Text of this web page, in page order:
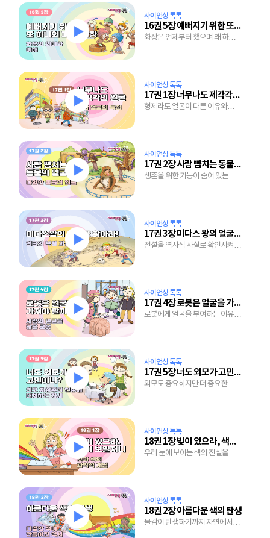
사이언싱 톡톡
16권 5장 예뻐지기 위한 또 하나의 피부, 화장
화장은 언제부터 했으며 왜 하는
사이언싱 톡톡
17권 1장 너무나도 제각각인 얼굴
형제라도 얼굴이 다른 이유와
사이언싱 톡톡
17권 2장 사람 뺨치는 동물의 얼굴
생존을 위한 기능이 숨어 있는
사이언싱 톡톡
17권 3장 미다스 왕의 얼굴을 찾아라!
전설을 역사적 사실로 확인시켜준
사이언싱 톡톡
17권 4장 로봇은 얼굴을 가져야 할까?
로봇에게 얼굴을 부여하는 이유와
사이언싱 톡톡
17권 5장 너도 외모가 고민이니?
외모도 중요하지만 더 중요한
사이언싱 톡톡
18권 1장 빛이 있으라, 색이 보일지니
우리 눈에 보이는 색의 진실을
사이언싱 톡톡
18권 2장 아름다운 색의 탄생
물감이 탄생하기까지 자연에서